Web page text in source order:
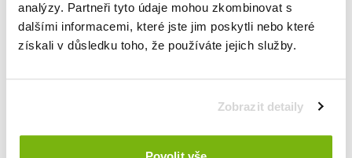
analýzy. Partneři tyto údaje mohou zkombinovat s
dalšími informacemi, které jste jim poskytli nebo které
získali v důsledku toho, že používáte jejich služby.
Zobrazit detaily